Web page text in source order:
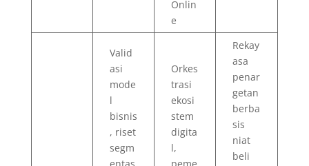
Onlin
e
Valid
asi
mode
l
bisnis
, riset
segm
Orkes
trasi
ekosi
stem
digita
l,
Rekay
asa
penar
getan
berba
sis
niat
beli